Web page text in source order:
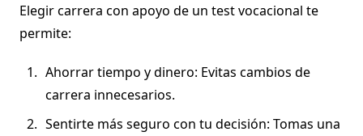
Elegir carrera con apoyo de un test vocacional te
permite:
Ahorrar tiempo y dinero: Evitas cambios de
carrera innecesarios.
Sentirte más seguro con tu decisión: Tomas una